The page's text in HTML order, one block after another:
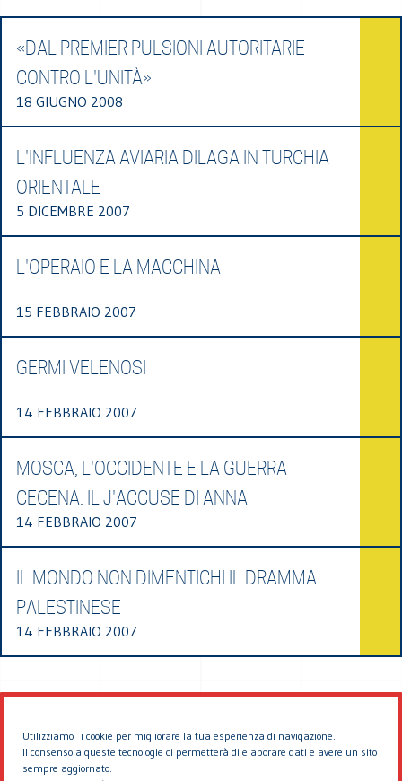
Utilizziamo i cookie per migliorare la tua esperienza di navigazione.
Il consenso a queste tecnologie ci permetterà di elaborare dati e avere un sito
sempre aggiornato.
«DAL PREMIER PULSIONI AUTORITARIE
CONTRO L'UNITÀ»
18 GIUGNO 2008
L'INFLUENZA AVIARIA DILAGA IN TURCHIA
ORIENTALE
5 DICEMBRE 2007
L'OPERAIO E LA MACCHINA
15 FEBBRAIO 2007
GERMI VELENOSI
14 FEBBRAIO 2007
MOSCA, L'OCCIDENTE E LA GUERRA
CECENA. IL J'ACCUSE DI ANNA
14 FEBBRAIO 2007
IL MONDO NON DIMENTICHI IL DRAMMA
PALESTINESE
14 FEBBRAIO 2007